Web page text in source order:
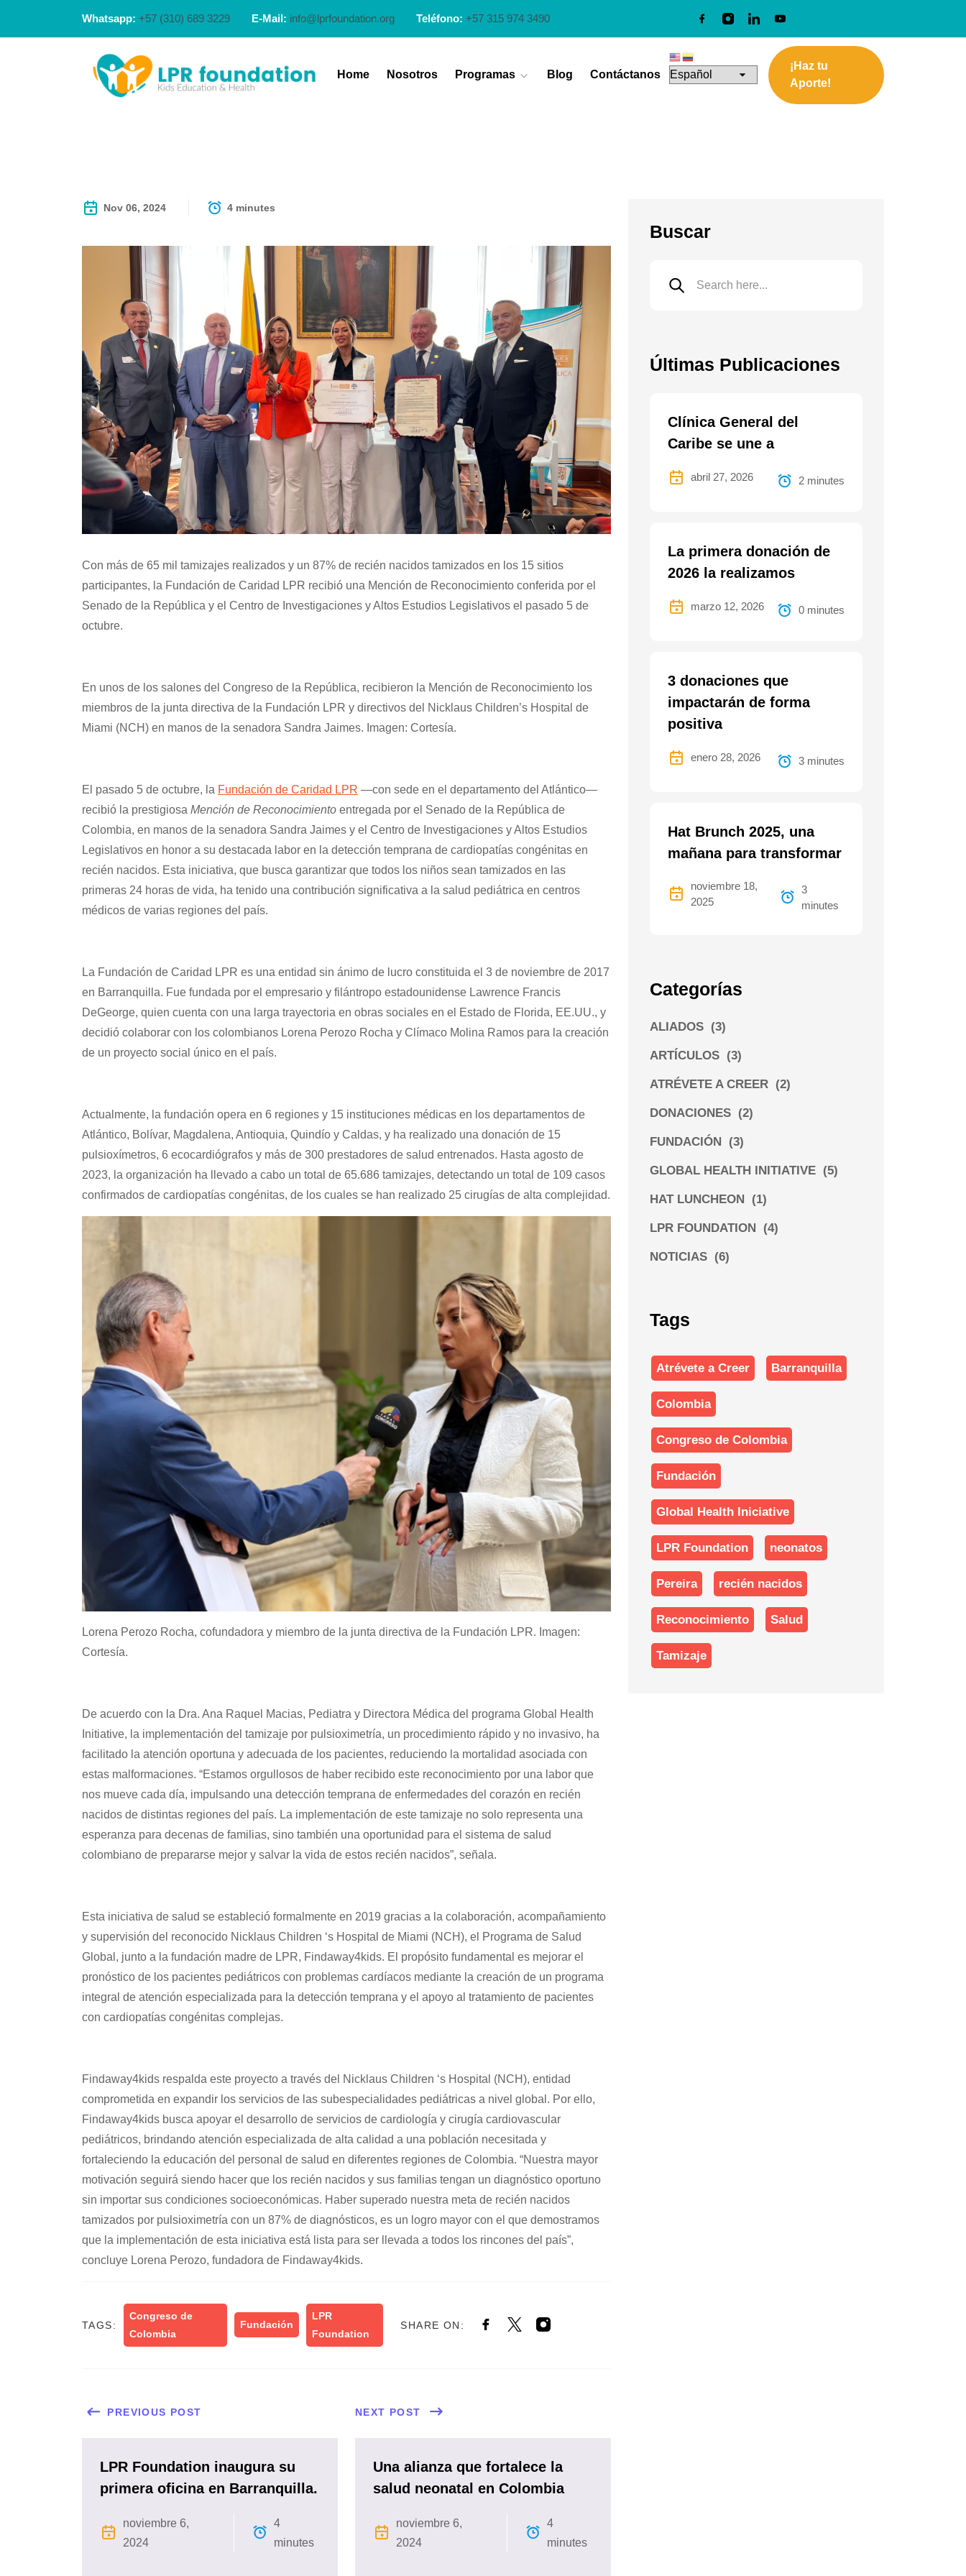
Whatsapp: +57 (310) 689 3229 E-Mail: info@lprfoundation.org Teléfono: +57 315 974 3490
Home Nosotros Programas Blog Contáctanos
¡Haz tu
Aporte!
Nov 06, 2024 4 minutes
Con más de 65 mil tamizajes realizados y un 87% de recién nacidos tamizados en los 15 sitios
participantes, la Fundación de Caridad LPR recibió una Mención de Reconocimiento conferida por el
Senado de la República y el Centro de Investigaciones y Altos Estudios Legislativos el pasado 5 de
octubre.
En unos de los salones del Congreso de la República, recibieron la Mención de Reconocimiento los
miembros de la junta directiva de la Fundación LPR y directivos del Nicklaus Children’s Hospital de
Miami (NCH) en manos de la senadora Sandra Jaimes. Imagen: Cortesía.
El pasado 5 de octubre, la Fundación de Caridad LPR —con sede en el departamento del Atlántico—
recibió la prestigiosa Mención de Reconocimiento entregada por el Senado de la República de
Colombia, en manos de la senadora Sandra Jaimes y el Centro de Investigaciones y Altos Estudios
Legislativos en honor a su destacada labor en la detección temprana de cardiopatías congénitas en
recién nacidos. Esta iniciativa, que busca garantizar que todos los niños sean tamizados en las
primeras 24 horas de vida, ha tenido una contribución significativa a la salud pediátrica en centros
médicos de varias regiones del país.
La Fundación de Caridad LPR es una entidad sin ánimo de lucro constituida el 3 de noviembre de 2017
en Barranquilla. Fue fundada por el empresario y filántropo estadounidense Lawrence Francis
DeGeorge, quien cuenta con una larga trayectoria en obras sociales en el Estado de Florida, EE.UU., y
decidió colaborar con los colombianos Lorena Perozo Rocha y Clímaco Molina Ramos para la creación
de un proyecto social único en el país.
Actualmente, la fundación opera en 6 regiones y 15 instituciones médicas en los departamentos de
Atlántico, Bolívar, Magdalena, Antioquia, Quindío y Caldas, y ha realizado una donación de 15
pulsioxímetros, 6 ecocardiógrafos y más de 300 prestadores de salud entrenados. Hasta agosto de
2023, la organización ha llevado a cabo un total de 65.686 tamizajes, detectando un total de 109 casos
confirmados de cardiopatías congénitas, de los cuales se han realizado 25 cirugías de alta complejidad.
Lorena Perozo Rocha, cofundadora y miembro de la junta directiva de la Fundación LPR. Imagen:
Cortesía.
De acuerdo con la Dra. Ana Raquel Macias, Pediatra y Directora Médica del programa Global Health
Initiative, la implementación del tamizaje por pulsioximetría, un procedimiento rápido y no invasivo, ha
facilitado la atención oportuna y adecuada de los pacientes, reduciendo la mortalidad asociada con
estas malformaciones. “Estamos orgullosos de haber recibido este reconocimiento por una labor que
nos mueve cada día, impulsando una detección temprana de enfermedades del corazón en recién
nacidos de distintas regiones del país. La implementación de este tamizaje no solo representa una
esperanza para decenas de familias, sino también una oportunidad para el sistema de salud
colombiano de prepararse mejor y salvar la vida de estos recién nacidos”, señala.
Esta iniciativa de salud se estableció formalmente en 2019 gracias a la colaboración, acompañamiento
y supervisión del reconocido Nicklaus Children ‘s Hospital de Miami (NCH), el Programa de Salud
Global, junto a la fundación madre de LPR, Findaway4kids. El propósito fundamental es mejorar el
pronóstico de los pacientes pediátricos con problemas cardíacos mediante la creación de un programa
integral de atención especializada para la detección temprana y el apoyo al tratamiento de pacientes
con cardiopatías congénitas complejas.
Findaway4kids respalda este proyecto a través del Nicklaus Children ‘s Hospital (NCH), entidad
comprometida en expandir los servicios de las subespecialidades pediátricas a nivel global. Por ello,
Findaway4kids busca apoyar el desarrollo de servicios de cardiología y cirugía cardiovascular
pediátricos, brindando atención especializada de alta calidad a una población necesitada y
fortaleciendo la educación del personal de salud en diferentes regiones de Colombia. “Nuestra mayor
motivación seguirá siendo hacer que los recién nacidos y sus familias tengan un diagnóstico oportuno
sin importar sus condiciones socioeconómicas. Haber superado nuestra meta de recién nacidos
tamizados por pulsioximetría con un 87% de diagnósticos, es un logro mayor con el que demostramos
que la implementación de esta iniciativa está lista para ser llevada a todos los rincones del país”,
concluye Lorena Perozo, fundadora de Findaway4kids.
TAGS:
Congreso de
Colombia
Fundación
LPR
Foundation
SHARE ON:
PREVIOUS POST
LPR Foundation inaugura su
primera oficina en Barranquilla.
noviembre 6,
2024
4
minutes
NEXT POST
Una alianza que fortalece la
salud neonatal en Colombia
noviembre 6,
2024
4
minutes
Buscar
Últimas Publicaciones
Clínica General del
Caribe se une a
abril 27, 2026 2 minutes
La primera donación de
2026 la realizamos
marzo 12, 2026 0 minutes
3 donaciones que
impactarán de forma
positiva
enero 28, 2026 3 minutes
Hat Brunch 2025, una
mañana para transformar
noviembre 18,
2025
3
minutes
Categorías
ALIADOS (3)
ARTÍCULOS (3)
ATRÉVETE A CREER (2)
DONACIONES (2)
FUNDACIÓN (3)
GLOBAL HEALTH INITIATIVE (5)
HAT LUNCHEON (1)
LPR FOUNDATION (4)
NOTICIAS (6)
Tags
Atrévete a Creer Barranquilla
Colombia
Congreso de Colombia
Fundación
Global Health Iniciative
LPR Foundation neonatos
Pereira recién nacidos
Reconocimiento Salud
Tamizaje